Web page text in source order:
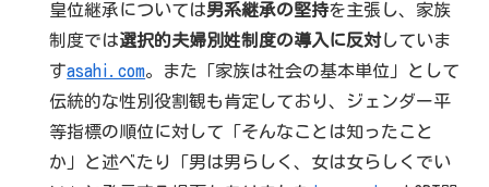
皇位継承については男系継承の堅持を主張し、家族
制度では選択的夫婦別姓制度の導入に反対していま
すasahi.com。また「家族は社会の基本単位」として
伝統的な性別役割観も肯定しており、ジェンダー平
等指標の順位に対して「そんなことは知ったこと
か」と述べたり「男は男らしく、女は女らしくでい